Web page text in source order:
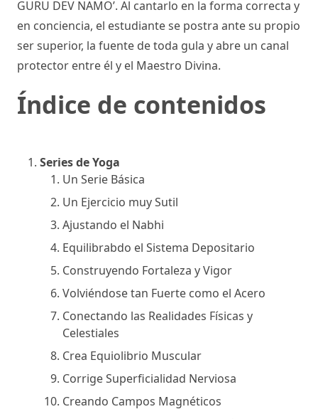
GURU DEV NAMO’. Al cantarlo en la forma correcta y
en conciencia, el estudiante se postra ante su propio
ser superior, la fuente de toda gula y abre un canal
protector entre él y el Maestro Divina.
Índice de contenidos
Series de Yoga
Un Serie Básica
Un Ejercicio muy Sutil
Ajustando el Nabhi
Equilibrabdo el Sistema Depositario
Construyendo Fortaleza y Vigor
Volviéndose tan Fuerte como el Acero
Conectando las Realidades Físicas y
Celestiales
Crea Equiolibrio Muscular
Corrige Superficialidad Nerviosa
Creando Campos Magnéticos